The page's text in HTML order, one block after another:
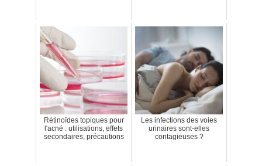
Rétinoïdes topiques pour
l'acné : utilisations, effets
secondaires, précautions
Les infections des voies
urinaires sont-elles
contagieuses ?